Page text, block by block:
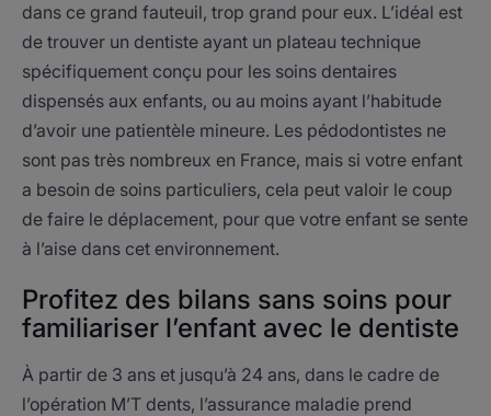
dans ce grand fauteuil, trop grand pour eux. L’idéal est
de trouver un dentiste ayant un plateau technique
spécifiquement conçu pour les soins dentaires
dispensés aux enfants, ou au moins ayant l’habitude
d’avoir une patientèle mineure. Les pédodontistes ne
sont pas très nombreux en France, mais si votre enfant
a besoin de soins particuliers, cela peut valoir le coup
de faire le déplacement, pour que votre enfant se sente
à l’aise dans cet environnement.
Profitez des bilans sans soins pour
familiariser l’enfant avec le dentiste
À partir de 3 ans et jusqu’à 24 ans, dans le cadre de
l’opération M’T dents, l’assurance maladie prend